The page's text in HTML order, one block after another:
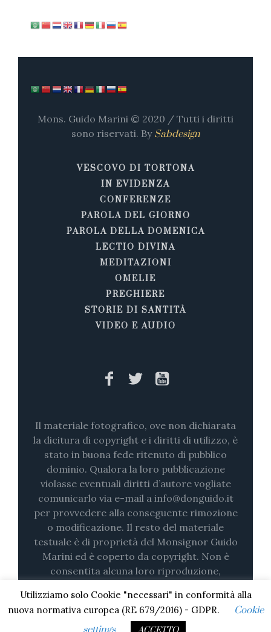
Mons. Guido Marini © 2020 / Tutti i diritti
sono riservati. By Sabdesign
VESCOVO DI TORTONA
IN EVIDENZA
CONFERENZE
PAROLA DEL GIORNO
PAROLA DELLA DOMENICA
LECTIO DIVINA
MEDITAZIONI
OMELIE
PREGHIERE
STORIE DI SANTITÀ
VIDEO E AUDIO
Il materiale fotografico, ove non dichiarata
la dicitura di copyright e i diritti di utilizzo, è
stato in buona fede ritenuto di pubblico
dominio. Qualora la loro pubblicazione
violasse eventuali diritti d’autore vogliate
comunicarlo via e-mail a info@donguido.it
per provvedere alla conseguente rimozione
o modificazione. Il resto del materiale
testuale è di proprietà del Monsignor Guido
Marini ed è coperto da copyright. Non è
consentita alcuna loro riproduzione,
senza il consenso esplicito.
Utilizziamo solo Cookie "necessari" in conformità alla
nuova normativa europea (RE 679/2016) - GDPR.
Cookie
settings